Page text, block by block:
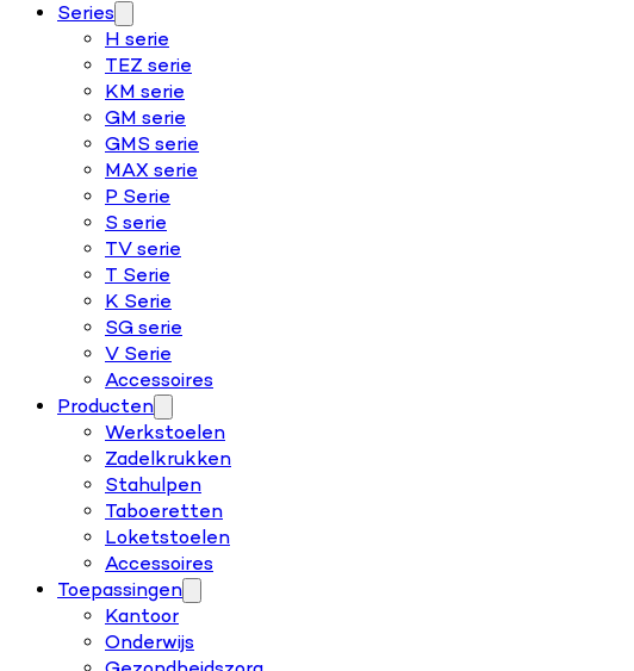
Series
H serie
TEZ serie
KM serie
GM serie
GMS serie
MAX serie
P Serie
S serie
TV serie
T Serie
K Serie
SG serie
V Serie
Accessoires
Producten
Werkstoelen
Zadelkrukken
Stahulpen
Taboeretten
Loketstoelen
Accessoires
Toepassingen
Kantoor
Onderwijs